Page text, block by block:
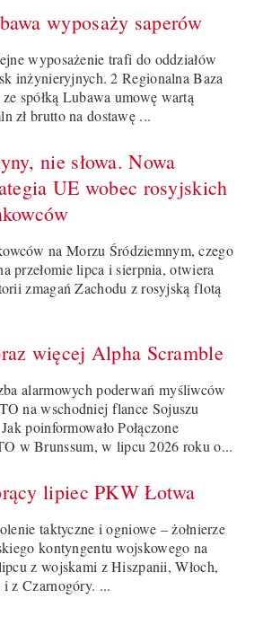
wyposaży saperów
wyposażenie trafi do oddziałów
inżynieryjnych. 2 Regionalna Baza
spółką Lubawa umowę wartą
zł brutto na dostawę ...
nie słowa. Nowa
UE wobec rosyjskich
na Morzu Śródziemnym, czego
przełomie lipca i sierpnia, otwiera
zmagań Zachodu z rosyjską flotą
więcej Alpha Scramble
alarmowych poderwań myśliwców
na wschodniej flance Sojuszu
poinformowało Połączone
w Brunssum, w lipcu 2026 roku o...
lipiec PKW Łotwa
taktyczne i ogniowe – żołnierze
kontyngentu wojskowego na
z wojskami z Hiszpanii, Włoch,
i z Czarnogóry. ...